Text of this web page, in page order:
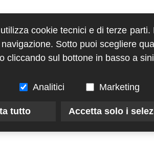
cookie tecnici e di terze
Sotto puoi scegliere
cliccando sul bottone in basso a
Analitici Marketing
tutto Accetta solo i